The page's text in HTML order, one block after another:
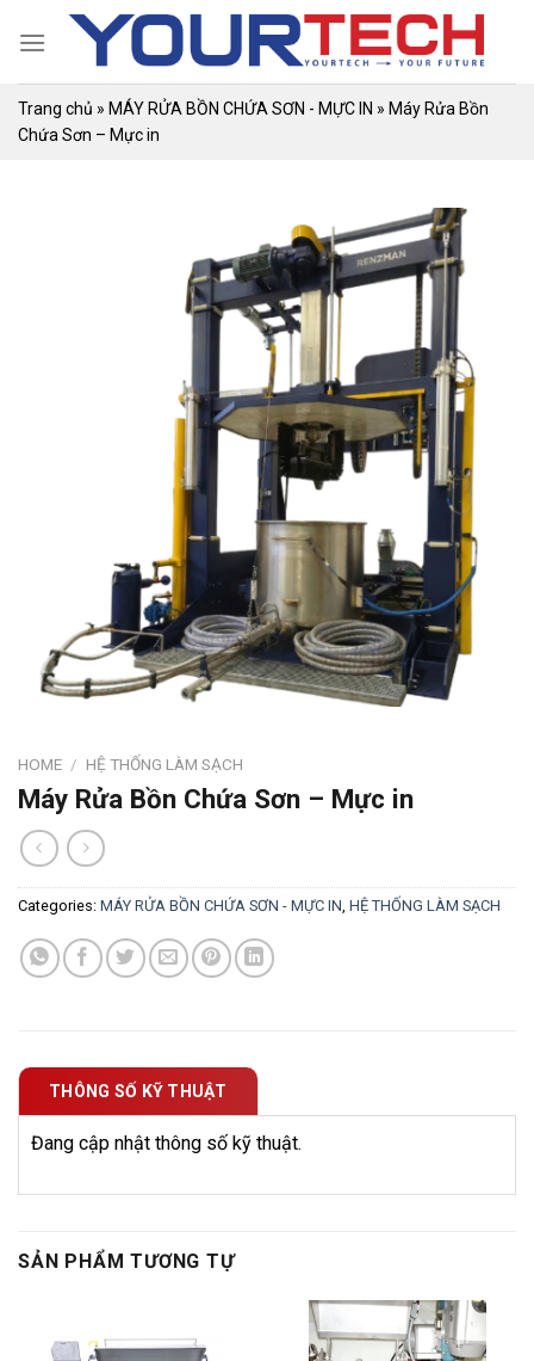
Trang chủ » MÁY RỬA BỒN CHỨA SƠN - MỰC IN » Máy Rửa Bồn
Chứa Sơn – Mực in
HOME / HỆ THỐNG LÀM SẠCH
Máy Rửa Bồn Chứa Sơn – Mực in
Categories: MÁY RỬA BỒN CHỨA SƠN - MỰC IN HỆ THỐNG LÀM SẠCH
THÔNG SỐ KỸ THUẬT
Đang cập nhật thông số kỹ thuật.
SẢN PHẨM TƯƠNG TỰ